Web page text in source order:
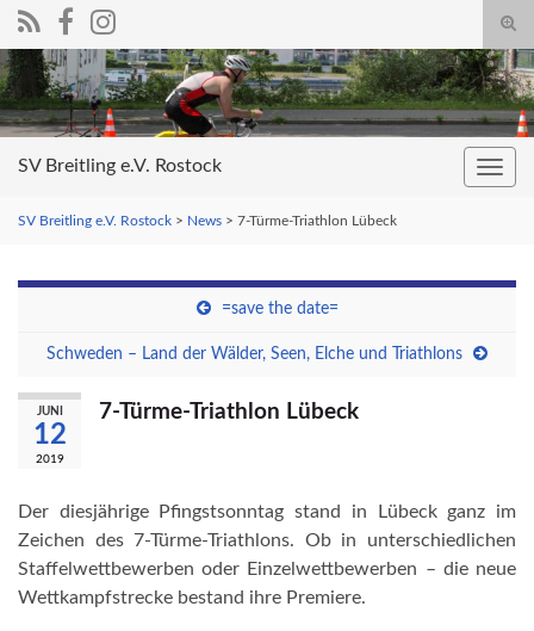
Search for:
SV Breitling e.V. Rostock
SV Breitling e.V. Rostock > News > 7-Türme-Triathlon Lübeck
=save the date=
Schweden – Land der Wälder, Seen, Elche und Triathlons
JUNI
12
2019
7-Türme-Triathlon Lübeck
Der diesjährige Pfingstsonntag stand in Lübeck ganz im
Zeichen des 7-Türme-Triathlons. Ob in unterschiedlichen
Staffelwettbewerben oder Einzelwettbewerben – die neue
Wettkampfstrecke bestand ihre Premiere.